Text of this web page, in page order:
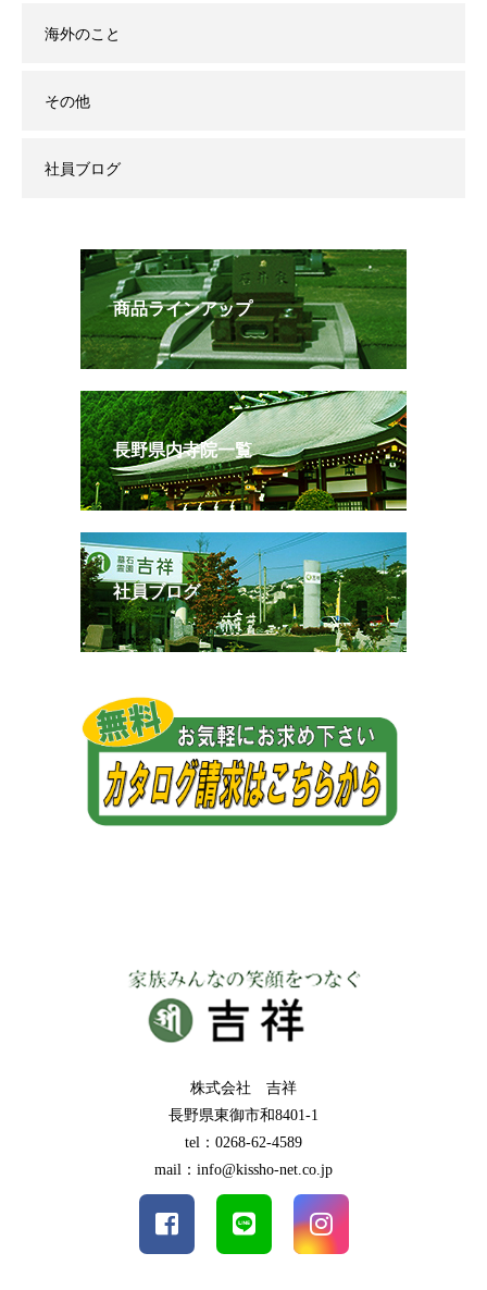
海外のこと
その他
社員ブログ
商品ラインアップ
長野県内寺院一覧
社員ブログ
株式会社 吉祥
長野県東御市和8401-1
tel：0268-62-4589
mail：info@kissho-net.co.jp